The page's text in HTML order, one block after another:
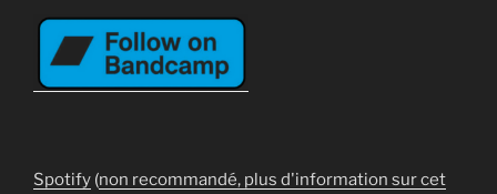
Spotify (non recommandé, plus d'information sur cet